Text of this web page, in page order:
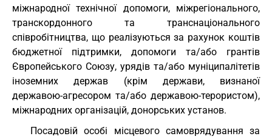
міжнародної технічної допомоги, міжрегіонального,
транскордонного та транснаціонального
співробітництва, що реалізуються за рахунок коштів
бюджетної підтримки, допомоги та/або грантів
Європейського Союзу, урядів та/або муніципалітетів
іноземних держав (крім держави, визнаної
державою-агресором та/або державою-терористом),
міжнародних організацій, донорських установ.
Посадовій особі місцевого самоврядування за